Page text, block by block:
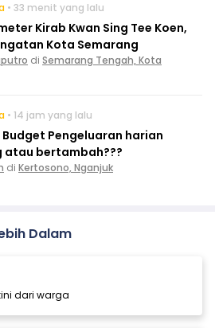
• 33 menit yang lalu
Kirab Kwan Sing Tee Koen,
Kota Semarang
di Semarang Tengah, Kota
• 14 jam yang lalu
Budget Pengeluaran harian
atau bertambah???
di Kertosono, Nganjuk
Dalam
dari warga